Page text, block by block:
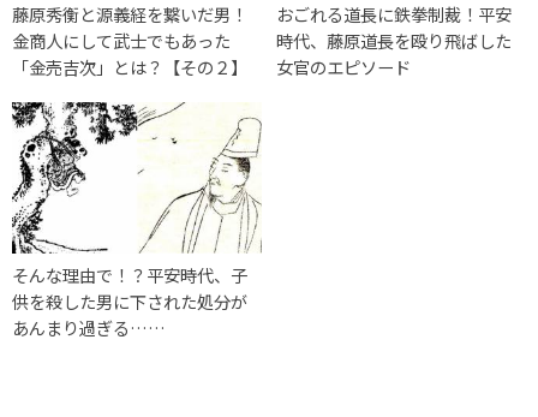
藤原秀衡と源義経を繋いだ男！
金商人にして武士でもあった
「金売吉次」とは？【その２】
おごれる道長に鉄拳制裁！平安
時代、藤原道長を殴り飛ばした
女官のエピソード
そんな理由で！？平安時代、子
供を殺した男に下された処分が
あんまり過ぎる……